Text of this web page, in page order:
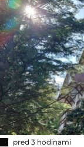
pred 3 hodinami